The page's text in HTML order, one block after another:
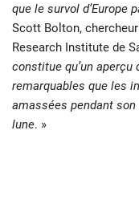
que le survol d’Europe
Scott Bolton,
Research Institute de
constitue qu’un
remarquables que les
amassées pendant
lune. »